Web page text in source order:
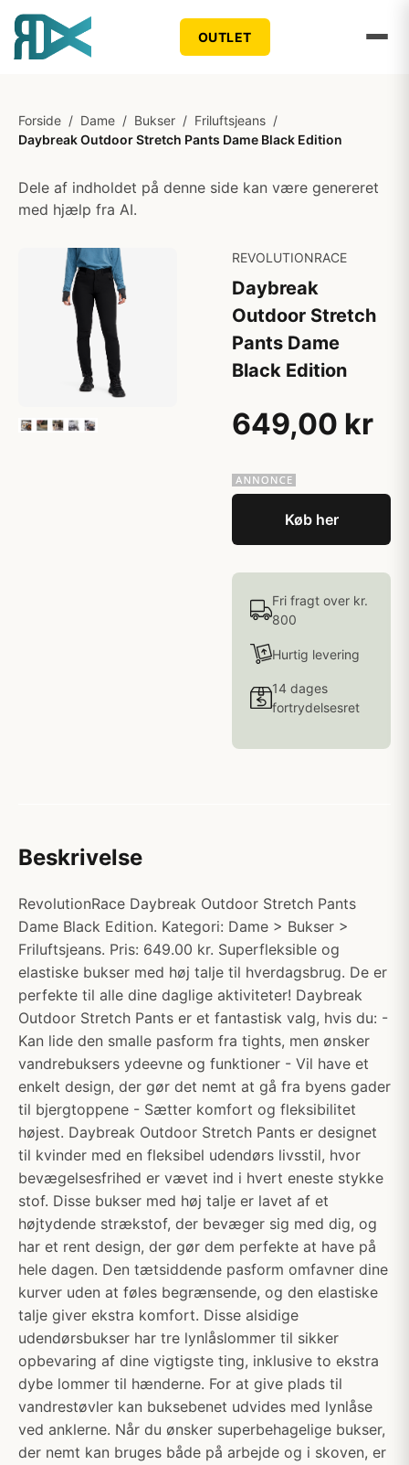
OUTLET
Forside / Dame / Bukser / Friluftsjeans /
Daybreak Outdoor Stretch Pants Dame Black Edition
Dele af indholdet på denne side kan være genereret
med hjælp fra AI.
REVOLUTIONRACE
Daybreak
Outdoor Stretch
Pants Dame
Black Edition
649,00 kr
Køb her
Fri fragt over kr.
800
Hurtig levering
14 dages
fortrydelsesret
Beskrivelse
RevolutionRace Daybreak Outdoor Stretch Pants
Dame Black Edition. Kategori: Dame > Bukser >
Friluftsjeans. Pris: 649.00 kr. Superfleksible og
elastiske bukser med høj talje til hverdagsbrug. De er
perfekte til alle dine daglige aktiviteter! Daybreak
Outdoor Stretch Pants er et fantastisk valg, hvis du: -
Kan lide den smalle pasform fra tights, men ønsker
vandrebuksers ydeevne og funktioner - Vil have et
enkelt design, der gør det nemt at gå fra byens gader
til bjergtoppene - Sætter komfort og fleksibilitet
højest. Daybreak Outdoor Stretch Pants er designet
til kvinder med en fleksibel udendørs livsstil, hvor
bevægelsesfrihed er vævet ind i hvert eneste stykke
stof. Disse bukser med høj talje er lavet af et
højtydende strækstof, der bevæger sig med dig, og
har et rent design, der gør dem perfekte at have på
hele dagen. Den tætsiddende pasform omfavner dine
kurver uden at føles begrænsende, og den elastiske
talje giver ekstra komfort. Disse alsidige
udendørsbukser har tre lynlåslommer til sikker
opbevaring af dine vigtigste ting, inklusive to ekstra
dybe lommer til hænderne. For at give plads til
vandrestøvler kan buksebenet udvides med lynlåse
ved anklerne. Når du ønsker superbehagelige bukser,
der nemt kan bruges både på arbejde og i skoven, er